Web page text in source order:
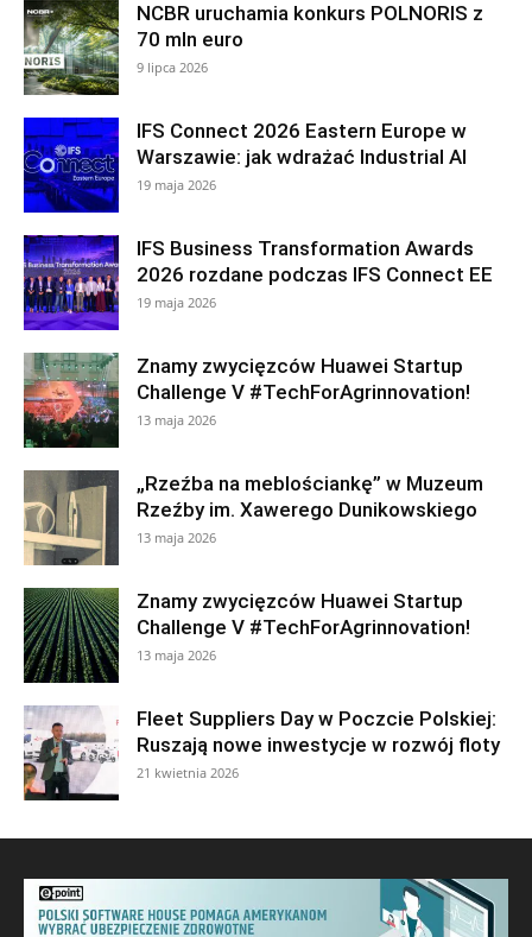
NCBR uruchamia konkurs POLNORIS z
70 mln euro
9 lipca 2026
IFS Connect 2026 Eastern Europe w
Warszawie: jak wdrażać Industrial AI
19 maja 2026
IFS Business Transformation Awards
2026 rozdane podczas IFS Connect EE
19 maja 2026
Znamy zwycięzców Huawei Startup
Challenge V #TechForAgrinnovation!
13 maja 2026
„Rzeźba na meblościankę” w Muzeum
Rzeźby im. Xawerego Dunikowskiego
13 maja 2026
Znamy zwycięzców Huawei Startup
Challenge V #TechForAgrinnovation!
13 maja 2026
Fleet Suppliers Day w Poczcie Polskiej:
Ruszają nowe inwestycje w rozwój floty
21 kwietnia 2026